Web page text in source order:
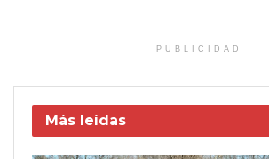
PUBLICIDAD
Más leídas